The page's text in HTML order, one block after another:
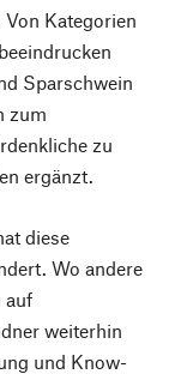
Kategorien
Sparschwein
zum
zu
ergänzt.
diese
Wo andere
auf
weiterhin
und Know-